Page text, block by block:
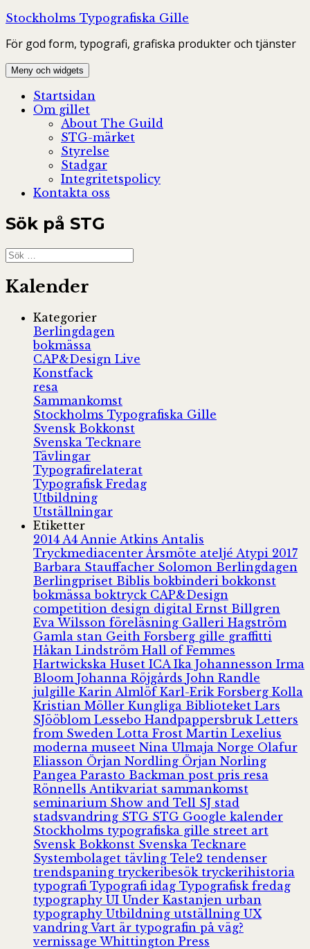
Hoppa
innehåll
Stockholms Typografiska Gille
För god form, typografi, grafiska produkter och tjänster
Meny och widgets
Startsidan
Om gillet
About The Guild
STG-märket
Styrelse
Stadgar
Integritetspolicy
Kontakta oss
Sök på STG
Sök
efter:
Kalender
Kategorier
Berlingdagen
bokmässa
CAP&Design Live
Konstfack
resa
Sammankomst
Stockholms Typografiska Gille
Svensk Bokkonst
Svenska Tecknare
Tävlingar
Typografirelaterat
Typografisk Fredag
Utbildning
Utställningar
Etiketter
2014 A4 Annie Atkins Antalis
Tryckmediacenter Årsmöte ateljé Atypi 2017
Barbara Stauffacher Solomon Berlingdagen
Berlingpriset Biblisbokbinderibokkonst
bokmässaboktryck CAP&Design
competition design digital Ernst Billgren
Eva Wilsson föreläsning Galleri Hagström
Gamla stan Geith Forsberg gille graffitti
Håkan Lindström Hall of Femmes
Hartwickska Huset ICA Ika Johannesson Irma
Bloom Johanna Röjgårds John Randle
julgille Karin Almlöf Karl-Erik Forsberg Kolla
Kristian Möller Kungliga Biblioteket Lars
SJööblom Lessebo Handpappersbruk Letters
from Sweden Lotta Frost Martin Lexelius
moderna museet Nina Ulmaja Norge Olafur
Eliasson Örjan Nordling Örjan Norling
Pangea Parasto Backman post pris resa
Rönnells Antikvariat sammankomst
seminarium Show and Tell SJ stad
stadsvandring STG STG Google kalender
Stockholms typografiska gille street art
Svensk Bokkonst Svenska Tecknare
Systembolaget tävling Tele2 tendenser
trendspaning tryckeribesök tryckerihistoria
typografi Typografi idag Typografisk fredag
typography UI Under Kastanjen urban
typography Utbildning utställning UX
vandring Vart är typografin på väg?
vernissage Whittington Press